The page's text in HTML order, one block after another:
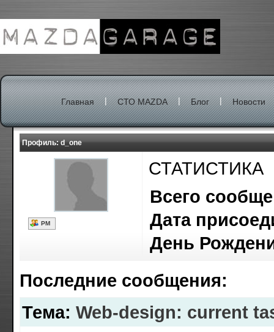
Главная | СТО MAZDA | Блог | Новости
Профиль: d_one
РМ
СТАТИСТИКА
Всего
Дата
День
Последние сообщения:
Тема: Web-design: current